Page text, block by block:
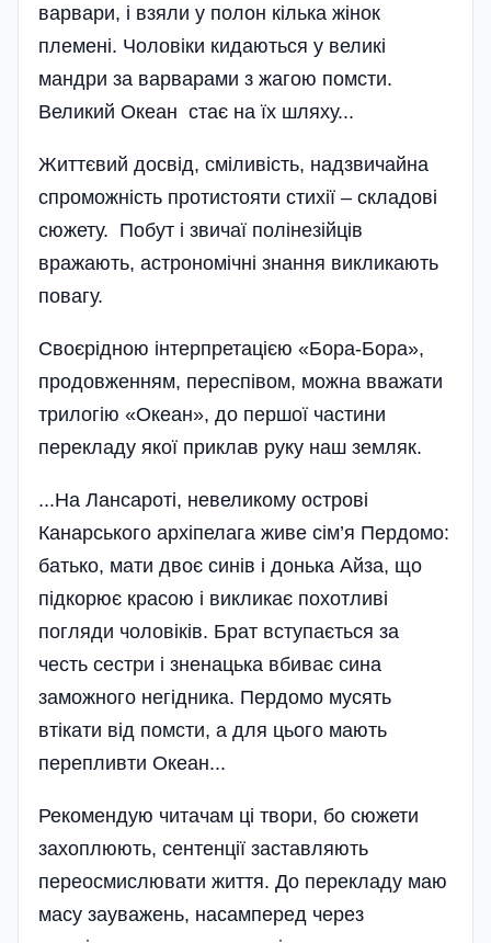
варвари, і взяли у полон кілька жінок
племені. Чоловіки кидаються у великі
мандри за варварами з жагою помсти.
Великий Океан стає на їх шляху...
Життєвий досвід, сміливість, надзвичайна
спроможність протистояти стихії – складові
сюжету. Побут і звичаї полінезійців
вражають, астрономічні знання викликають
повагу.
Своєрідною інтерпретацією «Бо­ра-Бора»,
продовженням, переспівом, можна вважати
трилогію «Океан», до першої частини
перекладу якої приклав руку наш земляк.
...На Лансароті, невеликому острові
Канарського архіпелага живе сім’я Пердомо:
батько, мати двоє синів і донька Айза, що
підкорює красою і викликає похотливі
погляди чоловіків. Брат вступається за
честь сестри і зненацька вбиває сина
заможного негідника. Пердомо мусять
втікати від помсти, а для цього мають
перепливти Океан...
Рекомендую читачам ці твори, бо сюжети
захоплюють, сентенції заставляють
переосмислювати життя. До перекладу маю
масу зауважень, насамперед через